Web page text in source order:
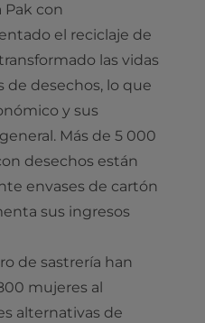
Pak con
el reciclaje de
las vidas
de desechos, lo que
y sus
Más de 5 000
desechos están
envases de cartón
sus ingresos
de sastrería han
mujeres al
alternativas de